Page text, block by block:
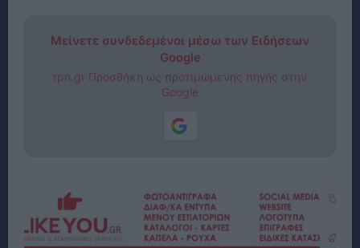
Μείνετε συνδεδεμένοι μέσω των Ειδήσεων
Google
rpn.gr Προσθήκη ως προτιμώμενης πηγής στην
Google